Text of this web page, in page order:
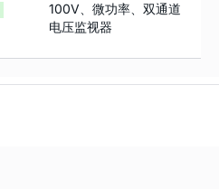
100V、微功率、双通道
电压监视器